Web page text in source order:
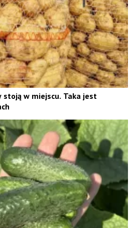
stoją w miejscu. Taka jest